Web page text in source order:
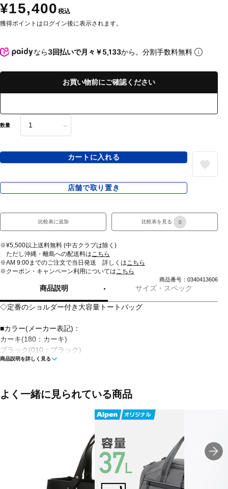
¥15,400 税込
獲得ポイントはログイン後に表示されます。
なら3回払いで月々￥5,133から。分割手数料無料
お買い物前にご確認ください
数量
カートに入れる
店舗で取り置き
比較表に追加 比較表を見る 0
※¥5,500以上送料無料 (中古クラブは除く)
ただし沖縄・離島への配送料はこちら
※AM 9:00までのご注文で当日発送 詳しくはこちら
※クーポン・キャンペーン利用についてはこちら
商品番号：0340413606
商品説明 サイズ・スペック
◇定番のショルダー付き大容量トートバッグ
■カラー(メーカー表記)：
カーキ(180：カーキ)
ブラック(010：ブラック)
■サイズ(W×D×H)：W430×H350×D220mm
■メーカー型番：0426981251
商品説明を詳しく見る
よく一緒に見られている商品